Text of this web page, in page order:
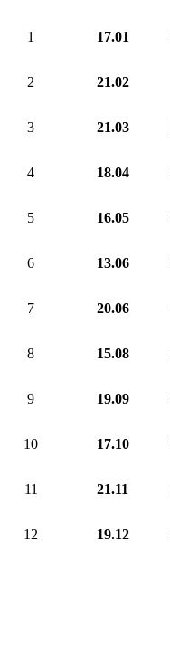
1 17.01
2 21.02
3 21.03
4 18.04
5 16.05
6 13.06
7 20.06
8 15.08
9 19.09
10 17.10
11 21.11
12 19.12